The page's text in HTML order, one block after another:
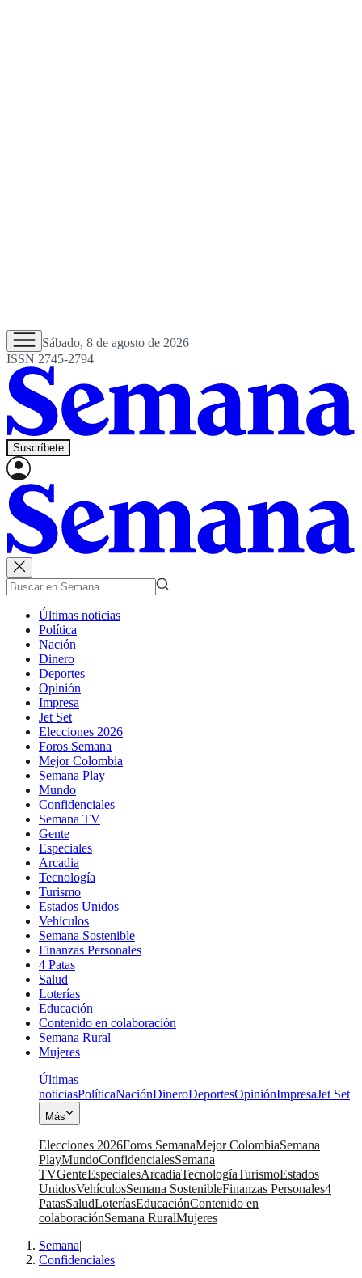
Sábado, 8 de agosto de 2026
ISSN 2745-2794
Suscríbete
Últimas noticias
Política
Nación
Dinero
Deportes
Opinión
Impresa
Jet Set
Elecciones 2026
Foros Semana
Mejor Colombia
Semana Play
Mundo
Confidenciales
Semana TV
Gente
Especiales
Arcadia
Tecnología
Turismo
Estados Unidos
Vehículos
Semana Sostenible
Finanzas Personales
4 Patas
Salud
Loterías
Educación
Contenido en colaboración
Semana Rural
Mujeres
Últimas
noticiasPolíticaNaciónDineroDeportesOpiniónImpresaJet Set
Más
Elecciones 2026Foros SemanaMejor ColombiaSemana
PlayMundoConfidencialesSemana
TVGenteEspecialesArcadiaTecnologíaTurismoEstados
UnidosVehículosSemana SostenibleFinanzas Personales4
PatasSaludLoteríasEducaciónContenido en
colaboraciónSemana RuralMujeres
Semana|
Confidenciales